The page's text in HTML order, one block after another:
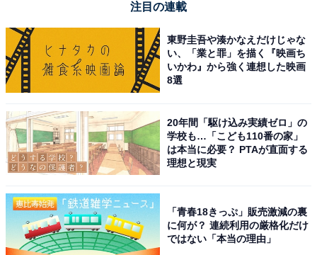
注目の連載
東野圭吾や湊かなえだけじゃな
い、「業と罪」を描く『映画ち
いかわ』から強く連想した映画
8選
20年間「駆け込み実績ゼロ」の
学校も…「こども110番の家」
は本当に必要？ PTAが直面する
理想と現実
「青春18きっぷ」販売激減の裏
に何が？ 連続利用の厳格化だけ
ではない「本当の理由」